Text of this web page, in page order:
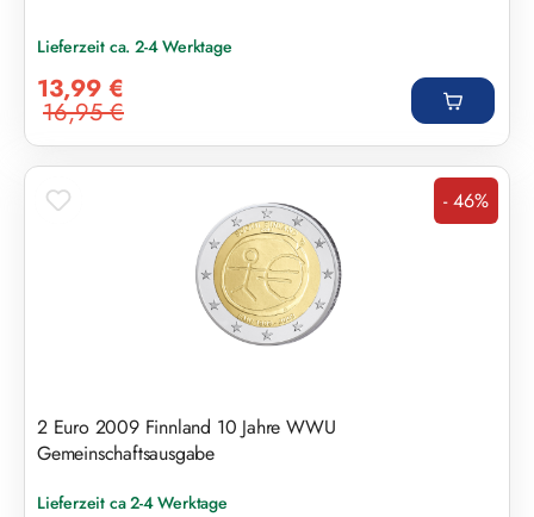
Lieferzeit ca. 2-4 Werktage
13,99 €
Regulärer Preis:
16,95 €
Rabatt
- 46%
2 Euro 2009 Finnland 10 Jahre WWU
Gemeinschaftsausgabe
Lieferzeit ca 2-4 Werktage